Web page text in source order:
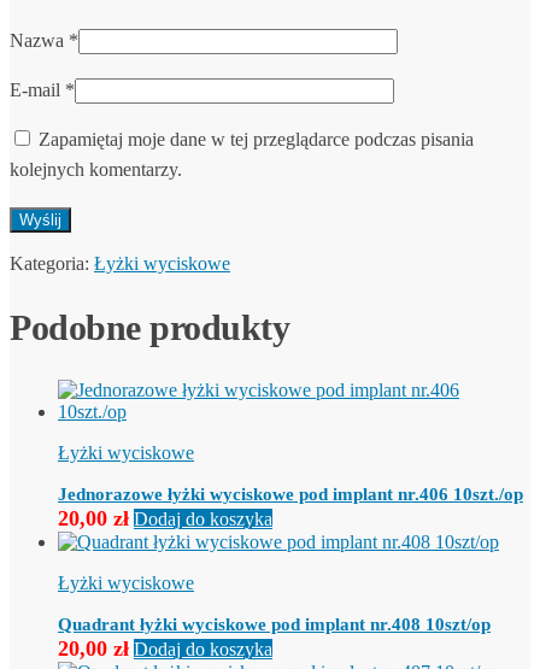
Nazwa *
E-mail *
Zapamiętaj moje dane w tej przeglądarce podczas pisania
kolejnych komentarzy.
Kategoria: Łyżki wyciskowe
Podobne produkty
Łyżki wyciskowe
Jednorazowe łyżki wyciskowe pod implant nr.406 10szt./op
20,00 zł Dodaj do koszyka
Łyżki wyciskowe
Quadrant łyżki wyciskowe pod implant nr.408 10szt/op
20,00 zł Dodaj do koszyka